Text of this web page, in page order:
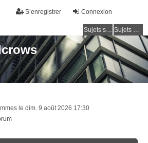
Connexion
S’enregistrer
Sujets sans réponse Sujets actifs
le dim. 9 août 2026 17:30